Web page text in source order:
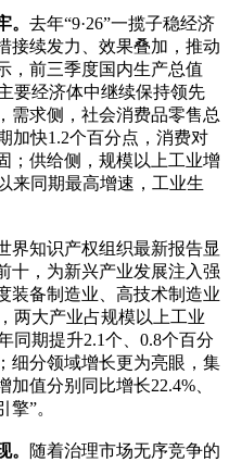
。 去年“9·26”一揽子稳经济
接续发力、效果叠加，推动
，前三季度国内生产总值
要经济体中继续保持领先
需求侧，社会消费品零售总
加快1.2个百分点，消费对
；供给侧，规模以上工业增
来同期最高增速，工业生
界知识产权组织最新报告显
十，为新兴产业发展注入强
装备制造业、高技术制造业
两大产业占规模以上工业
同期提升2.1个、0.8个百分
细分领域增长更为亮眼，集
值分别同比增长22.4%、
”。
。
随着治理市场无序竞争的